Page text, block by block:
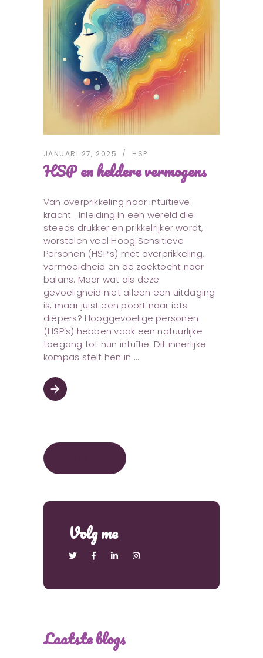
JANUARI 27, 2025 HSP
HSP en heldere vermogens
Van overprikkeling naar intuïtieve
kracht Inleiding In een wereld die
steeds drukker en prikkelrijker wordt,
worstelen veel Hoog Sensitieve
Personen (HSP’s) met overprikkeling,
vermoeidheid en de zoektocht naar
balans. Maar wat als deze
gevoeligheid niet alleen een uitdaging
is, maar juist een poort naar iets
diepers? Hooggevoelige personen
(HSP’s) hebben vaak een natuurlijke
toegang tot hun intuïtie. Dit innerlijke
kompas stelt hen in
arrow_forward
Volg me
Laatste blogs